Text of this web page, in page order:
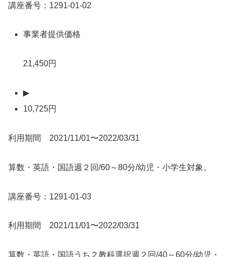
講座番号：1291-01-02
事業者提供価格
21,450円
▶
10,725円
利用期間 2021/11/01〜2022/03/31
算数・英語・国語週２回/60～80分/幼児・小学生対象。
講座番号：1291-01-03
利用期間 2021/11/01〜2022/03/31
算数・英語・国語うち２教科選択週２回/40～60分/幼児・